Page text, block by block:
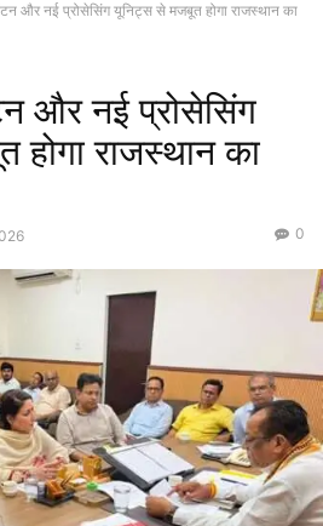
और नई प्रोसेसिंग यूनिट्स से मजबूत होगा राजस्थान का
और नई प्रोसेसिंग
राजस्थान का
0